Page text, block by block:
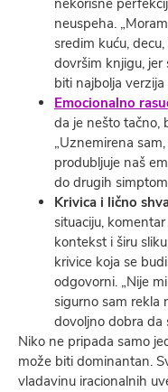
nekorisne
neuspeha.
sredim kuću,
dovršim knjigu, jer
biti najbolja verzija
Emocionalno
da je nešto tačno,
„Uznemirena
produbljuje naš
do drugih
Krivica i lično
situaciju,
kontekst i širu
krivice koja se
odgovorni. „Nije
sigurno sam rekla
dovoljno dobra da
Niko ne pripada samo
može biti dominantan.
vladavinu iracionalnih